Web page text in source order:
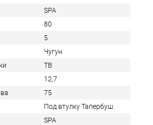
SPA
80
5
Чугун
TB
12,7
75
Под втулку Тапербуш
SPA